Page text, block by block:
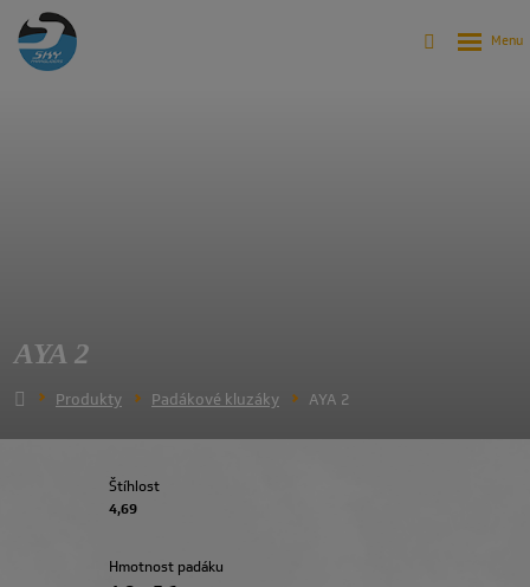
AYA 2
Produkty Padákové kluzáky AYA 2
Štíhlost
4,69
Hmotnost padáku